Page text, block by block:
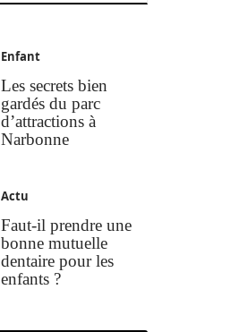
Enfant
Les secrets bien
gardés du parc
d’attractions à
Narbonne
Actu
Faut-il prendre une
bonne mutuelle
dentaire pour les
enfants ?